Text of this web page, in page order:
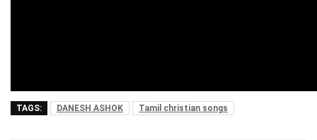
TAGS: DANESH ASHOK Tamil christian songs